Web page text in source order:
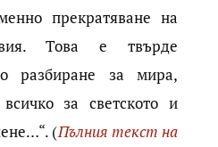
прекратяване на
Това е твърде
разбиране за мира,
за светското и
(Пълния текст на